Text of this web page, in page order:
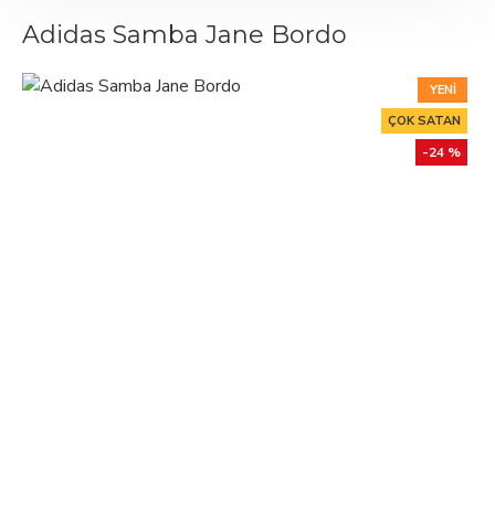
Adidas Samba Jane Bordo
YENI
ÇOK SATAN
-24 %